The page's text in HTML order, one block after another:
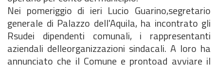
Nei pomeriggio di ieri Lucio Guarino,segretario
generale di Palazzo dell'Aquila, ha incontrato gli
Rsudei dipendenti comunali, i rappresentanti
aziendali delleorganizzazioni sindacali. A loro ha
annunciato che il Comune e prontoad avviare il